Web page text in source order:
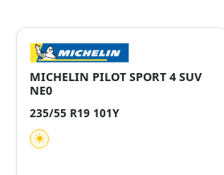
MICHELIN PILOT SPORT 4 SUV
NE0
235/55 R19 101Y